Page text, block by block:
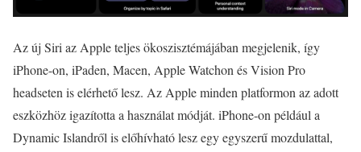
Az új Siri az Apple teljes ökoszisztémájában megjelenik, így
iPhone-on, iPaden, Macen, Apple Watchon és Vision Pro
headseten is elérhető lesz. Az Apple minden platformon az adott
eszközhöz igazította a használat módját. iPhone-on például a
Dynamic Islandről is előhívható lesz egy egyszerű mozdulattal,